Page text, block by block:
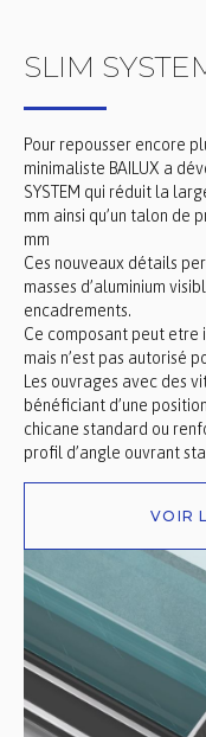
SLIM
Pour repousser encore
minimaliste BAILUX a
SYSTEM qui réduit la
mm ainsi qu’un talon de
mm
Ces nouveaux détails
masses d’aluminium
encadrements.
Ce composant peut etre
mais n’est pas autorisé
Les ouvrages avec des
bénéficiant d’une
chicane standard ou
profil d’angle ouvrant
VOIR